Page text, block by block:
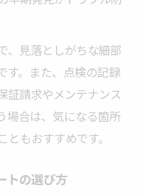
、見落としがちな細部
す。また、点検の記録
証請求やメンテナンス
場合は、気になる箇所
もおすすめです。
トの選び方